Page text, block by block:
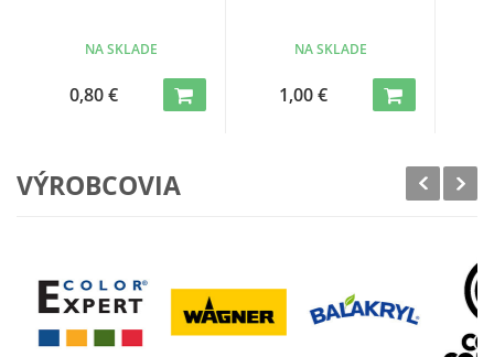
NA SKLADE
0,80 €
NA SKLADE
1,00 €
VÝROBCOVIA